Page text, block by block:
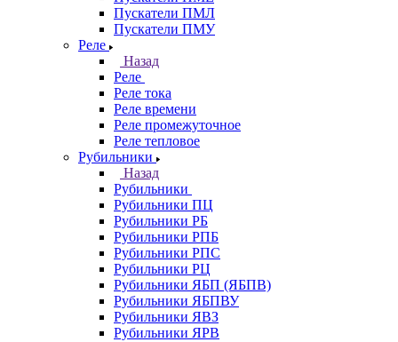
Пускатели ПМЛ
Пускатели ПМУ
Реле
Назад
Реле
Реле тока
Реле времени
Реле промежуточное
Реле тепловое
Рубильники
Назад
Рубильники
Рубильники ПЦ
Рубильники РБ
Рубильники РПБ
Рубильники РПС
Рубильники РЦ
Рубильники ЯБП (ЯБПВ)
Рубильники ЯБПВУ
Рубильники ЯВЗ
Рубильники ЯРВ